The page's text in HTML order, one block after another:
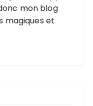
mon blog
magiques et